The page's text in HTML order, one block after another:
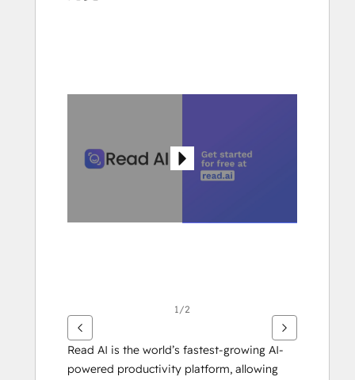
1/2
Read AI is the world’s fastest-growing AI-
powered productivity platform, allowing